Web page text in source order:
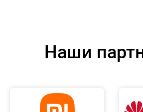
Наши